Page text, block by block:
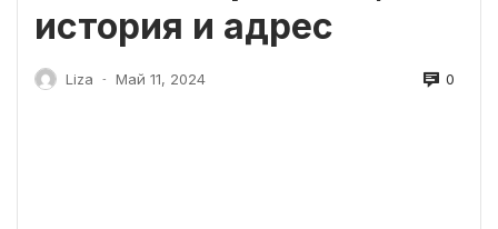
история и адрес
Liza - Май 11, 2024 0